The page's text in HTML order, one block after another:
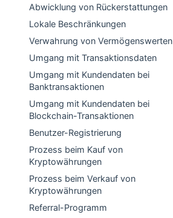
Abwicklung von Rückerstattungen
Lokale Beschränkungen
Verwahrung von Vermögenswerten
Umgang mit Transaktionsdaten
Umgang mit Kundendaten bei
Banktransaktionen
Umgang mit Kundendaten bei
Blockchain-Transaktionen
Benutzer-Registrierung
Prozess beim Kauf von
Kryptowährungen
Prozess beim Verkauf von
Kryptowährungen
Referral-Programm